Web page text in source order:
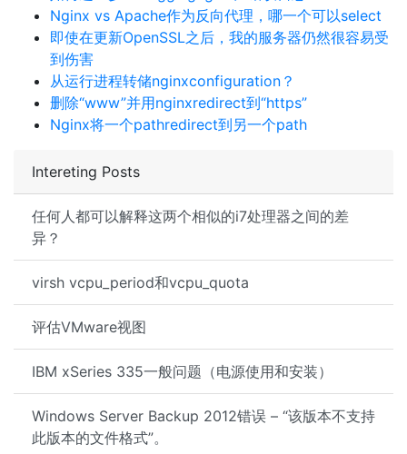
Intereting Posts
任何人都可以解释这两个相似的i7处理器之间的差
异？
virsh vcpu_period和vcpu_quota
评估VMware视图
IBM xSeries 335一般问题（电源使用和安装）
Windows Server Backup 2012错误 – “该版本不支持
此版本的文件格式”。
Nginx vs Apache作为反向代理，哪一个可以select
即使在更新OpenSSL之后，我的服务器仍然很容易受
到伤害
从运行进程转储nginxconfiguration？
删除“www”并用nginxredirect到“https”
Nginx将一个pathredirect到另一个path